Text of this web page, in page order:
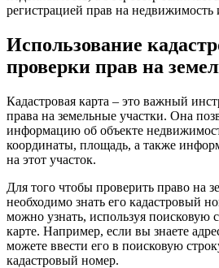
регистрацией прав на недвижимость
Использование
проверки прав на
Кадастровая карта – это важный
права на земельные участки. Она
информацию об объекте
координаты, площадь, а также
на этот участок.
Для того чтобы проверить право на
необходимо знать его кадастровый
можно узнать, используя поисковую
карте. Например, если вы знаете
можете ввести его в поисковую
кадастровый номер.